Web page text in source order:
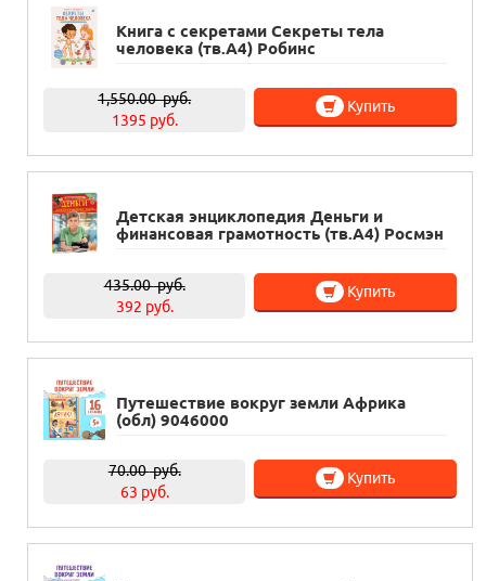
Книга с секретами Секреты тела
человека (тв.А4) Робинс
1,550.00руб.
1395 руб.
Купить
Детская энциклопедия Деньги и
финансовая грамотность (тв.А4) Росмэн
435.00руб.
392 руб.
Купить
Путешествие вокруг земли Африка
(обл) 9046000
70.00руб.
63 руб.
Купить